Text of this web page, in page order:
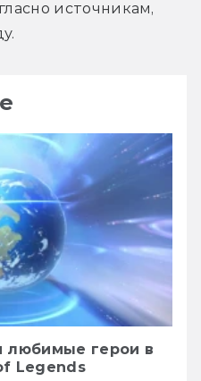
источникам,
любимые герои в
Legends